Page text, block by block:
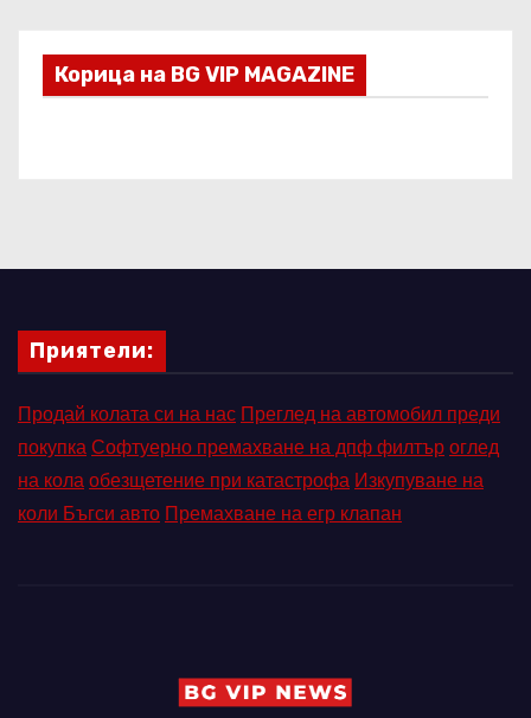
Корица на BG VIP MAGAZINE
Приятели:
Продай колата си на нас Преглед на автомобил преди
покупкаСофтуерно премахване на дпф филтъроглед
на колаобезщетение при катастрофа Изкупуване на
коли Бъгси авто Премахване на егр клапан